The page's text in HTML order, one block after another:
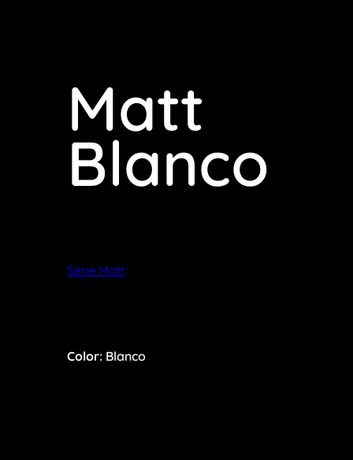
Matt
Blanco
Serie Matt
Color:Blanco